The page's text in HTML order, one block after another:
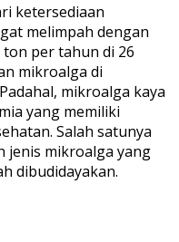
ketersediaan
melimpah dengan
ton per tahun di 26
mikroalga di
mikroalga kaya
yang memiliki
Salah satunya
jenis mikroalga yang
dibudidayakan.